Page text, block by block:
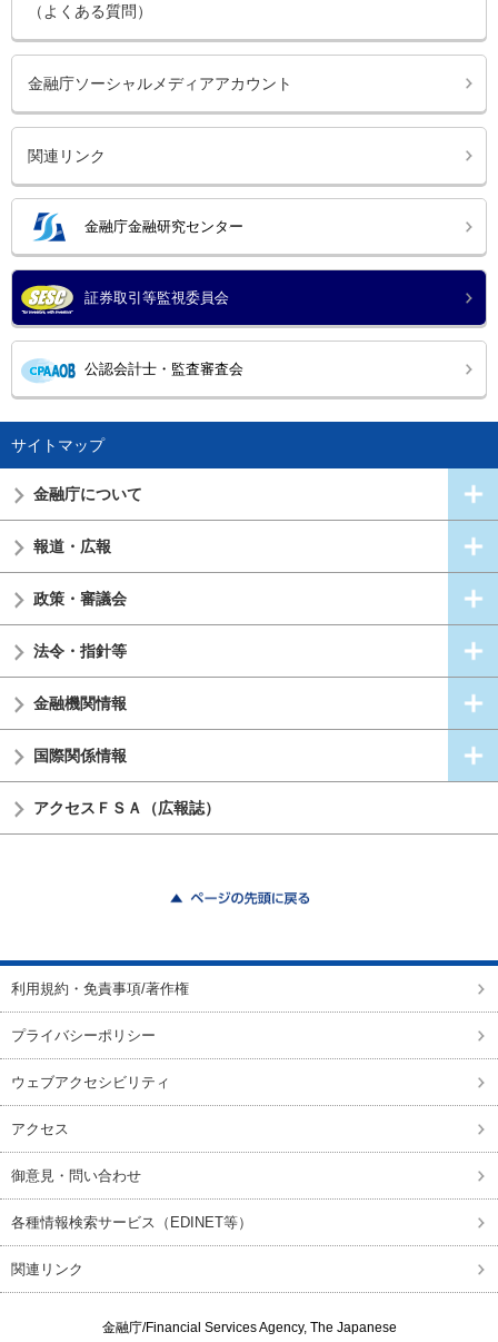
（よくある質問）
金融庁ソーシャルメディアアカウント
関連リンク
金融庁金融研究センター
証券取引等監視委員会
公認会計士・監査審査会
サイトマップ
金融庁について
報道・広報
政策・審議会
法令・指針等
金融機関情報
国際関係情報
アクセスＦＳＡ（広報誌）
利用規約・免責事項/著作権
プライバシーポリシー
ウェブアクセシビリティ
アクセス
御意見・問い合わせ
各種情報検索サービス（EDINET等）
関連リンク
金融庁/Financial Services Agency, The Japanese